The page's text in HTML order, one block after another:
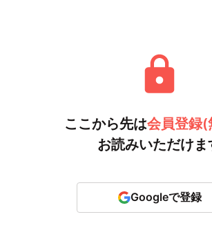
ここから先は会員登録(
お読みいただけま
Googleで登録